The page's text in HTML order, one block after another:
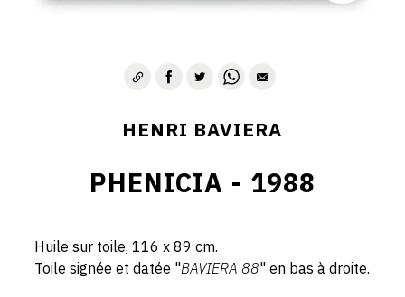
HENRI BAVIERA
PHENICIA - 1988
Huile sur toile, 116 x 89 cm.
Toile signée et datée "BAVIERA 88" en bas à droite.